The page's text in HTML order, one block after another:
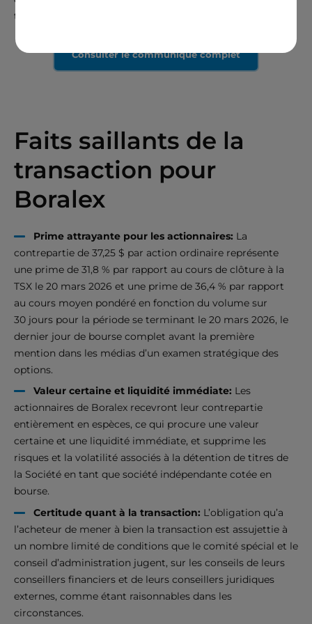
transformation numérique.
Consulter le communiqué complet
Faits saillants de la
transaction pour
Boralex
Prime attrayante pour les actionnaires: La
contrepartie de 37,25 $ par action ordinaire représente
une prime de 31,8 % par rapport au cours de clôture à la
TSX le 20 mars 2026 et une prime de 36,4 % par rapport
au cours moyen pondéré en fonction du volume sur
30 jours pour la période se terminant le 20 mars 2026, le
dernier jour de bourse complet avant la première
mention dans les médias d’un examen stratégique des
options.
Valeur certaine et liquidité immédiate: Les
actionnaires de Boralex recevront leur contrepartie
entièrement en espèces, ce qui procure une valeur
certaine et une liquidité immédiate, et supprime les
risques et la volatilité associés à la détention de titres de
la Société en tant que société indépendante cotée en
bourse.
Certitude quant à la transaction: L’obligation qu’a
l’acheteur de mener à bien la transaction est assujettie à
un nombre limité de conditions que le comité spécial et le
conseil d’administration jugent, sur les conseils de leurs
conseillers financiers et de leurs conseillers juridiques
externes, comme étant raisonnables dans les
circonstances.